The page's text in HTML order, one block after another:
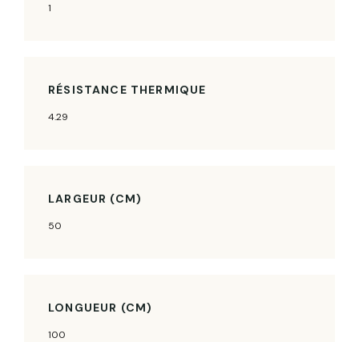
1
RÉSISTANCE THERMIQUE
4.29
LARGEUR (CM)
50
LONGUEUR (CM)
100